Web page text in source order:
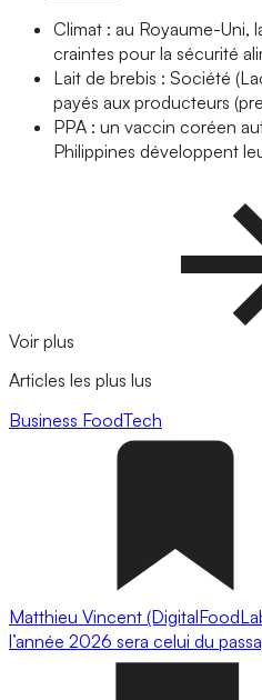
Climat : au Royaume-Uni,
craintes pour la sécurité
Lait de brebis : Société
payés aux producteurs
PPA : un vaccin coréen
Philippines développent
Voir plus
Articles les plus lus
Business FoodTech
Matthieu Vincent
l’année 2026 sera celui du